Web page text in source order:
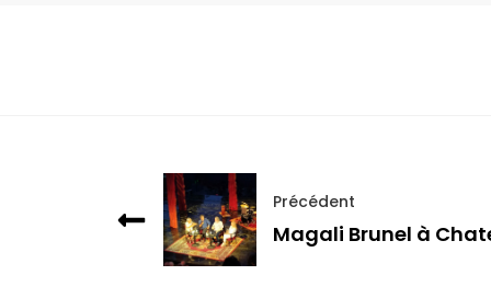
Précédent
Magali Brunel à